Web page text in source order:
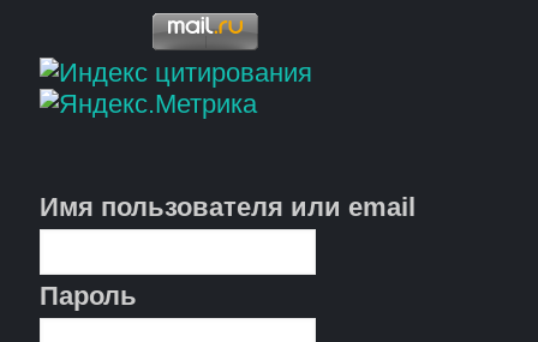
Имя пользователя или email
Пароль